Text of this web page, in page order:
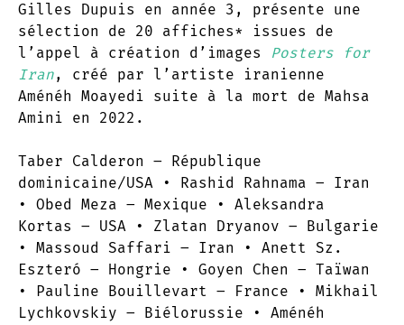
Gilles Dupuis en année 3, présente une
sélection de 20 affiches* issues de
l’appel à création d’images
Posters for
Iran, créé par l’artiste iranienne
Aménéh Moayedi suite à la mort de Mahsa
Amini en 2022.
Taber Calderon – République
dominicaine/USA • Rashid Rahnama – Iran
• Obed Meza – Mexique • Aleksandra
Kortas – USA • Zlatan Dryanov – Bulgarie
• Massoud Saffari – Iran • Anett Sz.
Eszteró – Hongrie • Goyen Chen – Taïwan
• Pauline Bouillevart – France • Mikhail
Lychkovskiy – Biélorussie • Aménéh